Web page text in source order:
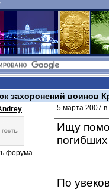
захоронений воинов
форума
5 марта 2007 в
Ищу
По